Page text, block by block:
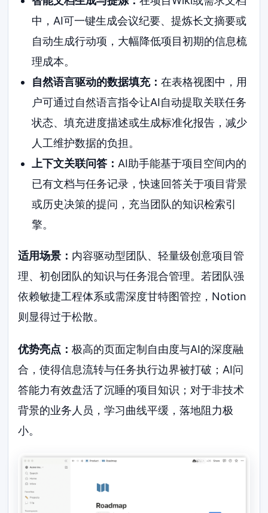
中，AI可一键生成会议纪要、提炼长文摘要或
自动生成行动项，大幅降低项目初期的信息梳
理成本。
自然语言驱动的数据填充： 在表格视图中，用
户可通过自然语言指令让AI自动提取关联任务
状态、填充进度描述或生成标准化报告，减少
人工维护数据的负担。
上下文关联问答： AI助手能基于项目空间内的
已有文档与任务记录，快速回答关于项目背景
或历史决策的提问，充当团队的知识检索引
擎。
适用场景： 内容驱动型团队、轻量级创意项目管
理、初创团队的知识与任务混合管理。若团队强
依赖敏捷工程体系或需深度甘特图管控，Notion
则显得过于松散。
优势亮点：极高的页面定制自由度与AI的深度融
合，使得信息流转与任务执行边界被打破；AI问
答能力有效盘活了沉睡的项目知识；对于非技术
背景的业务人员，学习曲线平缓，落地阻力极
小。